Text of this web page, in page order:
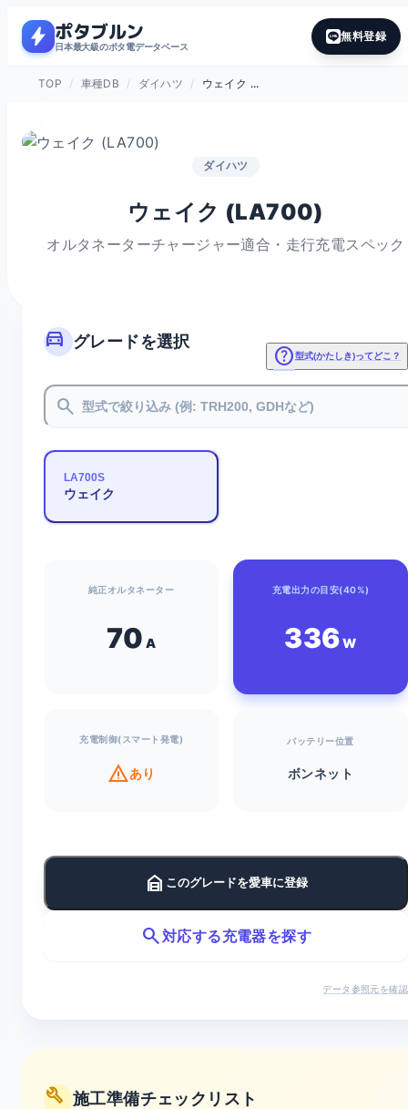
bolt ポタブルン
日本最大級のポタ電データベース
無料登録
TOP / 車種DB / ダイハツ / ウェイク ...
ダイハツ
ウェイク (LA700)
オルタネーターチャージャー適合・走行充電スペック
directions_car グレードを選択
help型式(かたしき)ってどこ？
search
LA700S
ウェイク
純正オルタネーター
70 A
充電出力の目安(40%)
336W
充電制御(スマート発電)
warningあり
バッテリー位置
ボンネット
garage_home このグレードを愛車に登録
search対応する充電器を探す
データ参照元を確認
build 施工準備チェックリスト